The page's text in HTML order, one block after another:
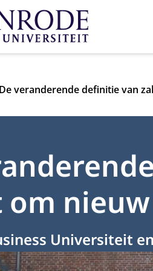
De veranderende definitie van
om
Universiteit